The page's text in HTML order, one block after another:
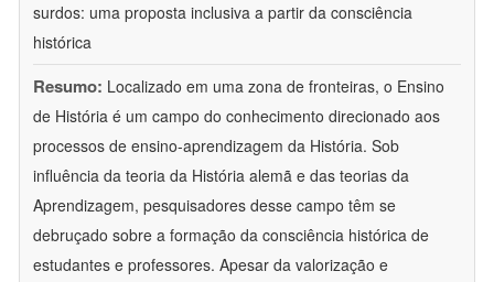
surdos: uma proposta inclusiva a partir da consciência
histórica
Resumo: Localizado em uma zona de fronteiras, o Ensino
de História é um campo do conhecimento direcionado aos
processos de ensino-aprendizagem da História. Sob
influência da teoria da História alemã e das teorias da
Aprendizagem, pesquisadores desse campo têm se
debruçado sobre a formação da consciência histórica de
estudantes e professores. Apesar da valorização e